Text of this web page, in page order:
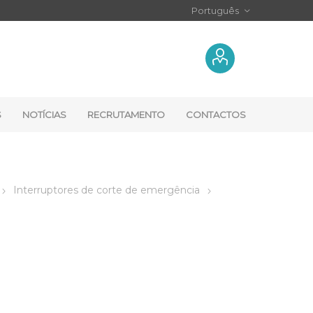
NOTÍCIAS RECRUTAMENTO CONTACTOS
Interruptores de corte de emergência